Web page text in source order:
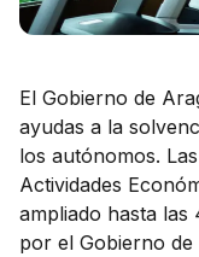
El Gobierno de
ayudas a la
los autónomos.
Actividades
ampliado hasta las
por el Gobierno